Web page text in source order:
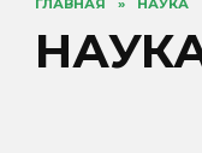
ГЛАВНАЯ » НАУКА